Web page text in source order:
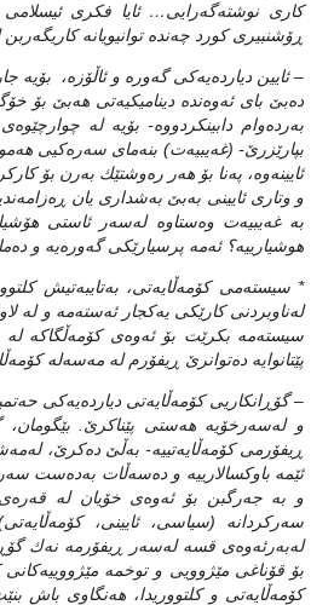
كاری نوشته‌گه‌رایی… ئایا فكری
ڕۆشنبیری كورد چه‌نده‌ توانیویانه‌
– ئایین دیارده‌یه‌كی‌ گه‌وره‌ و ئاڵۆزه‌،
ده‌بێ‌ بای‌ ئه‌وه‌نده‌ دینامیكیه‌تی‌ هه‌بێ‌ بۆ
به‌رده‌وام دابینكردووه‌- بۆیه‌ له‌
بپارێزرێ‌- (غه‌یبیه‌ت) بنه‌مای‌ سه‌ره‌كیی‌ هه‌موو
ئایینه‌وه‌، په‌نا بۆ هه‌ر ره‌وشتێك به‌رن بۆ
و وتاری‌ ئایینی‌ به‌بێ‌ به‌شداری‌ یان
به‌ غه‌یبیه‌ت وه‌ستاوه‌ له‌سه‌ر ئاستی‌
هوشیارییه‌؟ ئه‌مه‌ پرسیارێكی‌ گه‌وره‌یه‌ و
* سیسته‌می‌ كۆمه‌ڵایه‌تی‌، به‌تایبه‌تیش
له‌ناوبردنی‌ كارێكی‌ یه‌كجار ئه‌سته‌مه‌ و له‌
سیسته‌مه‌ بكرێت بۆ ئه‌وه‌ی كۆمه‌ڵگاكه‌ له‌
پێتانوایه‌ ده‌توانرێ ڕیفۆرم له‌ مه‌سه‌له‌
– گۆڕانكاریی‌ كۆمه‌ڵایه‌تی‌ دیارده‌یه‌كی‌
و له‌سه‌رخۆیه‌ هه‌ستی‌ پێناكرێ‌. بێگومان،
ڕیفۆرمی‌ كۆمه‌ڵایه‌تییه‌- به‌ڵێ‌ ده‌كرێ‌،
ئێمه‌ باوكسالارییه‌ و ده‌سه‌ڵات به‌ده‌ست
و به‌ جه‌رگبن بۆ ئه‌وه‌ی‌ خۆیان له‌ قه‌ره‌ی‌
سه‌ركردانه‌ (سیاسی‌، ئایینی‌،
له‌به‌رئه‌وه‌ی‌ قسه‌ له‌سه‌ر ڕیفۆرمه‌ نه‌ك
بۆ قۆناغی‌ مێژوویی‌ و توخمه‌ مێژووییه‌كانی‌
كۆمه‌ڵایه‌تی‌ و كلتووریدا، هه‌نگاوی‌